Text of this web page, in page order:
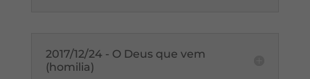
2017/12/24 - O Deus que vem
(homilia)